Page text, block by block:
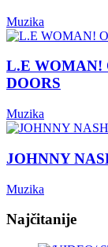
Muzika
L.E WOMAN!
DOORS
Muzika
JOHNNY
Muzika
Najčitanije